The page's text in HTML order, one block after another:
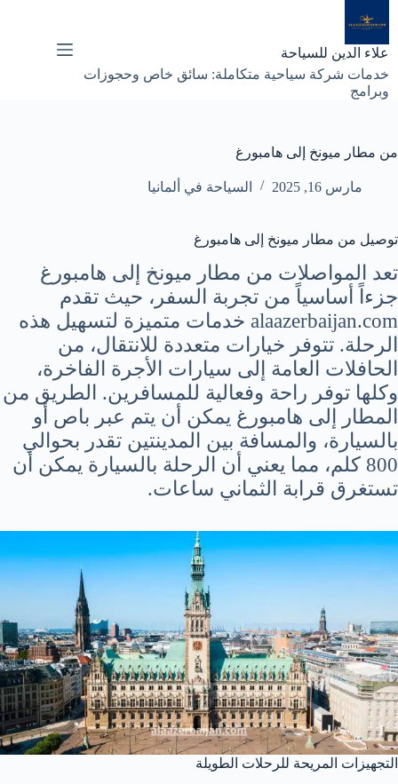
إلى
المحتوى
علاء الدين للسياحة
خدمات شركة سياحية متكاملة: سائق خاص وحجوزات
وبرامج
من مطار ميونخ إلى هامبورغ
مارس 16, 2025 السياحة في ألمانيا
توصيل من مطار ميونخ إلى هامبورغ
تعد المواصلات من مطار ميونخ إلى هامبورغ
جزءاً أساسياً من تجربة السفر، حيث تقدم
alaazerbaijan.com خدمات متميزة لتسهيل هذه
الرحلة. تتوفر خيارات متعددة للانتقال، من
الحافلات العامة إلى سيارات الأجرة الفاخرة،
وكلها توفر راحة وفعالية للمسافرين. الطريق من
المطار إلى هامبورغ يمكن أن يتم عبر باص أو
بالسيارة، والمسافة بين المدينتين تقدر بحوالي
800 كلم، مما يعني أن الرحلة بالسيارة يمكن أن
تستغرق قرابة الثماني ساعات.
التجهيزات المريحة للرحلات الطويلة